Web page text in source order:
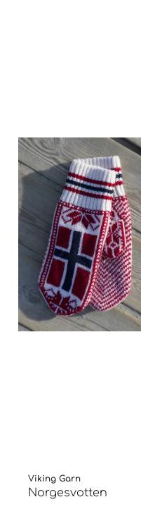
Viking Garn
Norgesvotten